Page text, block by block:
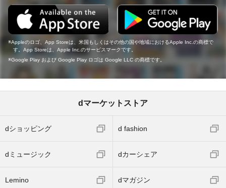
Appleのロゴ、App Storeは、米国もしくはその他の国や地域におけるApple Inc.の商標で
す。App Storeは、Apple Inc.のサービスマークです。
Google Play および Google Play ロゴは Google LLC の商標です。
dマーケットストア
dショッピング d fashion
dミュージック dカーシェア
Lemino dマガジン